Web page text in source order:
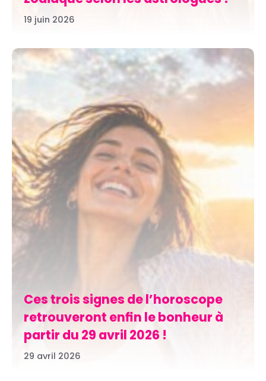
19 juin 2026
Ces trois signes de l’horoscope
retrouveront enfin le bonheur à
partir du 29 avril 2026 !
29 avril 2026